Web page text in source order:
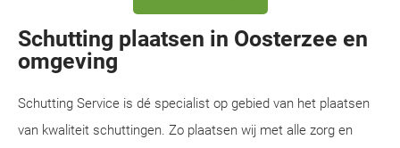
Schutting plaatsen in Oosterzee en
omgeving
Schutting Service is dé specialist op gebied van het plaatsen
van kwaliteit schuttingen. Zo plaatsen wij met alle zorg en